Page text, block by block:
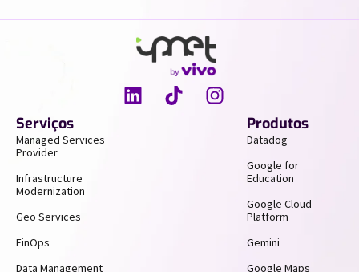
Serviços
Managed Services
Provider
Infrastructure
Modernization
Geo Services
FinOps
Data Management
Produtos
Datadog
Google for
Education
Google Cloud
Platform
Gemini
Google Maps